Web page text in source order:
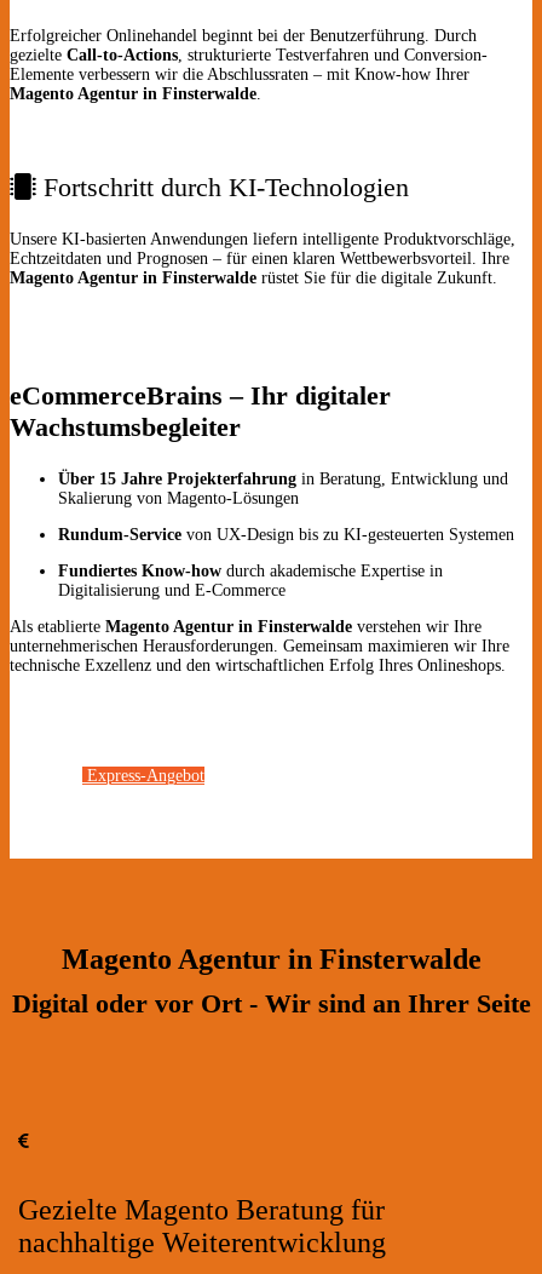
Erfolgreicher Onlinehandel beginnt bei der Benutzerführung. Durch
gezielte Call-to-Actions , strukturierte Testverfahren und Conversion-
Elemente verbessern wir die Abschlussraten – mit Know-how Ihrer
Magento Agentur in Finsterwalde
Fortschritt durch KI-Technologien
Unsere KI-basierten Anwendungen liefern intelligente Produktvorschläge,
Echtzeitdaten und Prognosen – für einen klaren Wettbewerbsvorteil. Ihre
Magento Agentur in Finsterwalde rüstet Sie für die digitale Zukunft.
eCommerceBrains – Ihr digitaler
Wachstumsbegleiter
Über 15 Jahre Projekterfahrung in Beratung, Entwicklung und
Skalierung von Magento-Lösungen
Rundum-Service von UX-Design bis zu KI-gesteuerten Systemen
Fundiertes Know-how durch akademische Expertise in
Digitalisierung und E-Commerce
Als etablierte Magento Agentur in Finsterwalde verstehen wir Ihre
unternehmerischen Herausforderungen. Gemeinsam maximieren wir Ihre
technische Exzellenz und den wirtschaftlichen Erfolg Ihres Onlineshops.
Express-Angebot
Magento Agentur in Finsterwalde
Digital oder vor Ort - Wir sind an Ihrer Seite
Gezielte Magento Beratung für
nachhaltige Weiterentwicklung